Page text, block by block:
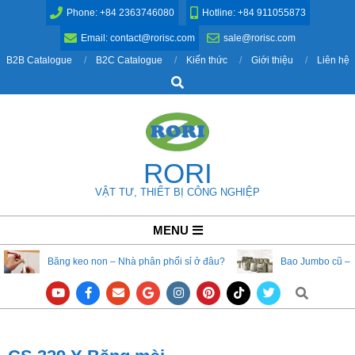
Phone: +84 2363746080 Hotline: +84 911055873
Email: contact@rorisc.com
sale@rorisc.com
B2B Catalogue
B2C Catalogue Kiến thức Giới thiệu
Liên hệ
Search
RORI
VẬT TƯ, THIẾT BỊ CÔNG NGHIỆP
Navigation
Menu
MENU
Băng keo non – Nhà phân phối sỉ ở đâu? Bao Jumbo cũ –
Search